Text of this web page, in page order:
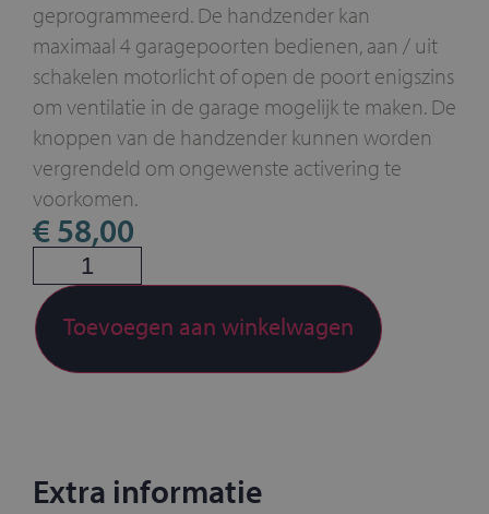
geprogrammeerd. De handzender kan
maximaal 4 garagepoorten bedienen, aan / uit
schakelen motorlicht of open de poort enigszins
om ventilatie in de garage mogelijk te maken. De
knoppen van de handzender kunnen worden
vergrendeld om ongewenste activering te
voorkomen.
€58,00
Toevoegen aan winkelwagen
Extra informatie